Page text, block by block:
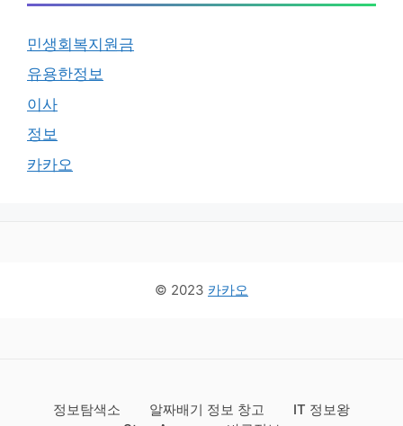
민생회복지원금
유용한정보
이사
정보
카카오
© 2023 카카오
정보탐색소 알짜배기 정보 창고
IT 정보왕